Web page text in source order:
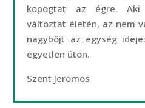
kopogtat az égre.
változtat életén, az nem
nagyböjt az egység
egyetlen úton.
Szent Jeromos